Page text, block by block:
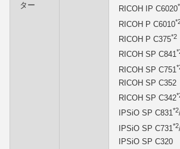
ター
RICOH IP C6020
RICOH P C6010
RICOH P C375*2
RICOH SP C841
RICOH SP C751
RICOH SP C352
RICOH SP C342
IPSiO SP C831*2
IPSiO SP C731 *2
IPSiO SP C320